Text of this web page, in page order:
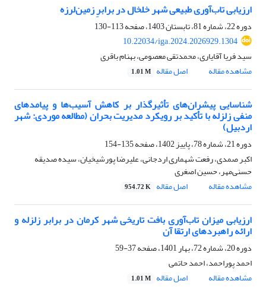
ارزیابی تاب‌آوری طبیعی شهر خلخال در برابرِ زمین‌لرزه
دوره 22، شماره 81، تابستان 1403، صفحه
113-130
10.22034/iga.2024.2026929.1304
سید فریا آقایاری، محمدتقی معصومی، بهنام باقری
مشاهده مقاله
اصل مقاله 1.01 M
شناسایی پیشران‌های تأثیرگذار بر کاهش آسیب‌ها و پیامدهای
منفی زلزله با تأکید بر رویکرد مدیریت بحران (مطالعه موردی: شهر
اردبیل)
دوره 21، شماره 78، پاییز 1402، صفحه
135-154
اکبر صمدی، رفعت شهماری اردجانی، علیرضا پورشیخیان، سیده صدیقه
حسنی‌مهر، حسین اصغری
مشاهده مقاله
اصل مقاله 954.72 K
ارزیابی میزان تاب‌آوری بافت تاریخی شهر کرمان در برابر زلزله و
ارائه راهبردهای ارتقا آن
دوره 20، شماره 72، بهار 1401، صفحه
37-59
احمد پوراحمد، احمد حاتمی
مشاهده مقاله
اصل مقاله 1.01 M